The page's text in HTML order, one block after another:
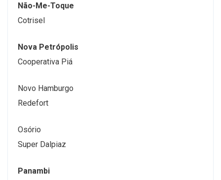
Não-Me-Toque
Cotrisel
Nova Petrópolis
Cooperativa Piá
Novo Hamburgo
Redefort
Osório
Super Dalpiaz
Panambi